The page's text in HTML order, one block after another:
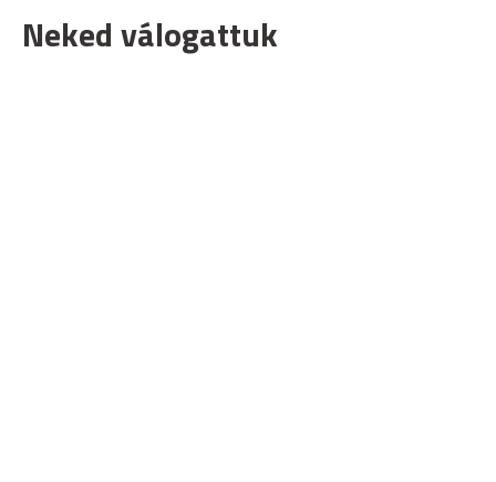
Neked válogattuk